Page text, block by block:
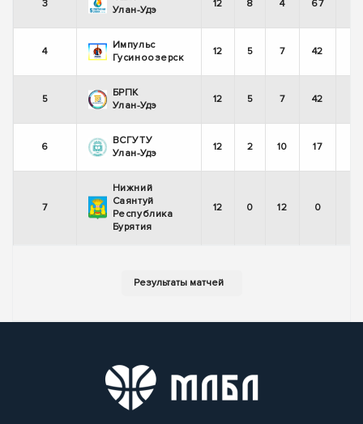
3
Улан-Удэ
12 8 4 67
4
Импульс
Гусиноозерск
12 5 7 42
5
БРПК
Улан-Удэ
12 5 7 42
6
ВСГУТУ
Улан-Удэ
12 2 10 17
7
Нижний
Саянтуй
Республика
Бурятия
12 0 12 0